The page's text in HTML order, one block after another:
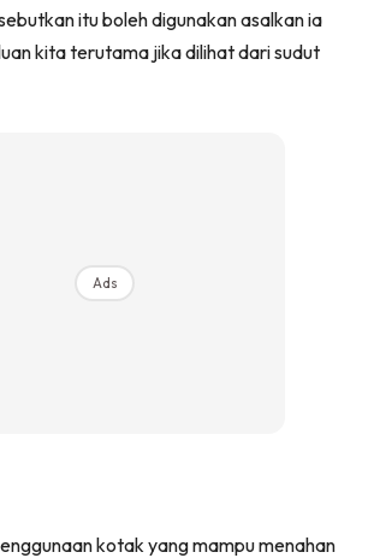
itu boleh digunakan asalkan ia
kita terutama jika dilihat dari sudut
Ads
kotak yang mampu menahan